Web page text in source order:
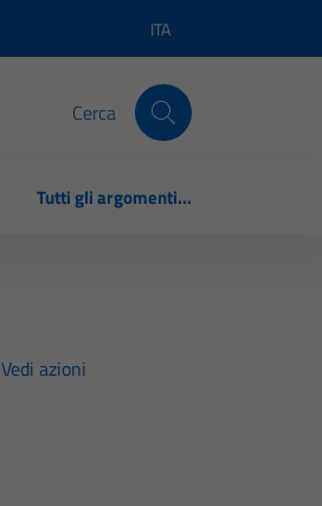
Lingua attiva:
ITA
Cerca
Tutti gli argomenti...
Vedi azioni